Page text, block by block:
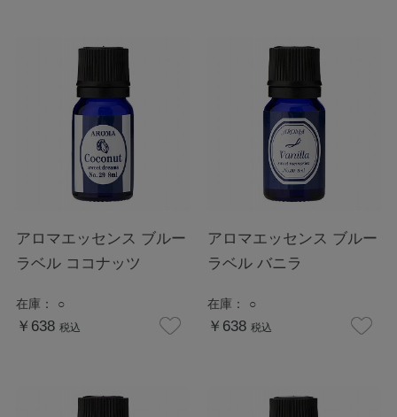
アロマエッセンス ブルー
ラベル ココナッツ
在庫： ○
￥638 税込
アロマエッセンス ブルー
ラベル バニラ
在庫： ○
￥638 税込